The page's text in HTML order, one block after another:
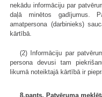
nekādu informāciju par
daļā minētos gadījumus.
amatpersona (darbinieks)
kārtībā.
(2) Informāciju par
persona devusi tam
likumā noteiktajā kārtībā ir
8.pants. Patvēruma